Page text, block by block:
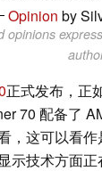
Opinion by
opinions
正式发布，正
70 配备了
，这可以看
示技术方面